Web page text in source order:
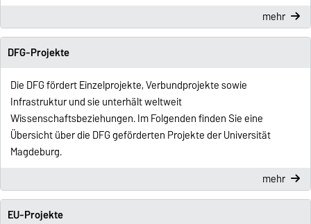
mehr
DFG-Projekte
Die DFG fördert Einzelprojekte, Verbundprojekte sowie
Infrastruktur und sie unterhält weltweit
Wissenschaftsbeziehungen. Im Folgenden finden Sie eine
Übersicht über die DFG geförderten Projekte der Universität
Magdeburg.
mehr
EU-Projekte